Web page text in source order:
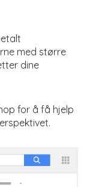
med større
dine
for å få hjelp